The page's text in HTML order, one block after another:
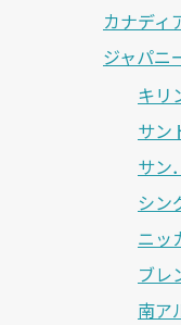
カナディ
ジャパニ
キリ
サン
サン
シン
ニッ
ブレ
南ア